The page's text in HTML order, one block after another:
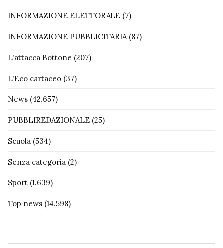
INFORMAZIONE ELETTORALE (7)
INFORMAZIONE PUBBLICITARIA(87)
L'attacca Bottone (207)
L'Eco cartaceo (37)
News (42.657)
PUBBLIREDAZIONALE (25)
Scuola (534)
Senza categoria (2)
Sport (1.639)
Top news (14.598)